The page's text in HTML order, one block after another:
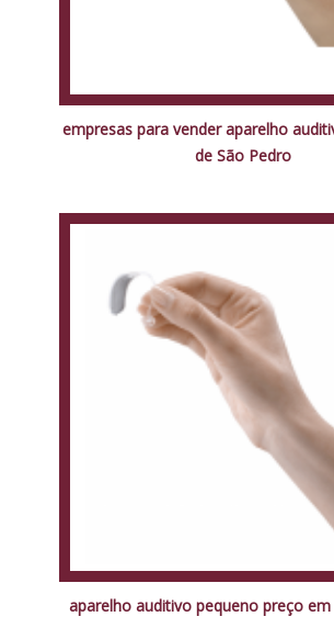
empresas para vender aparelho
de São Pedro
aparelho auditivo pequeno preço